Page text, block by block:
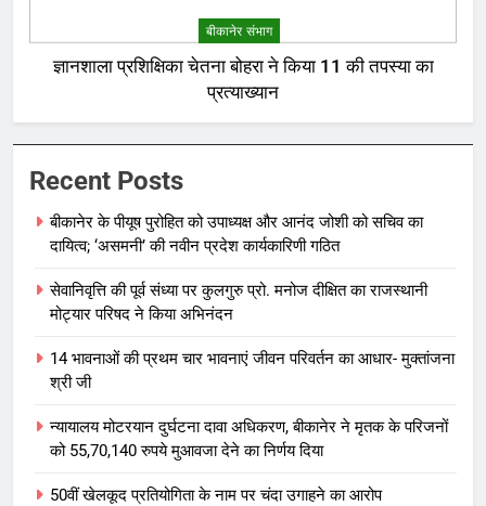
बीकानेर संभाग
ज्ञानशाला प्रशिक्षिका चेतना बोहरा ने किया 11 की तपस्या का
प्रत्याख्यान
Recent Posts
बीकानेर के पीयूष पुरोहित को उपाध्यक्ष और आनंद जोशी को सचिव का
दायित्व; ‘असमनी’ की नवीन प्रदेश कार्यकारिणी गठित
सेवानिवृत्ति की पूर्व संध्या पर कुलगुरु प्रो. मनोज दीक्षित का राजस्थानी
मोट्यार परिषद ने किया अभिनंदन
14 भावनाओं की प्रथम चार भावनाएं जीवन परिवर्तन का आधार- मुक्तांजना
श्री जी
न्यायालय मोटरयान दुर्घटना दावा अधिकरण, बीकानेर ने मृतक के परिजनों
को 55,70,140 रुपये मुआवजा देने का निर्णय दिया
50वीं खेलकूद प्रतियोगिता के नाम पर चंदा उगाहने का आरोप